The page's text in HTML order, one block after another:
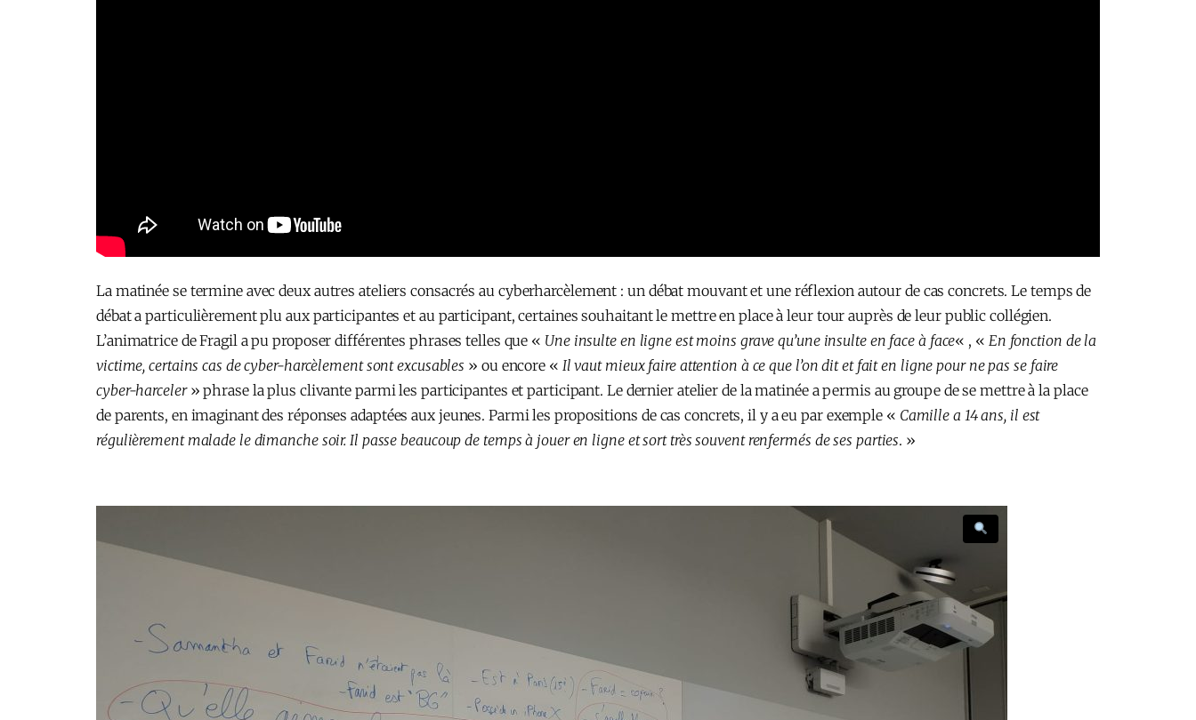
La matinée se termine avec deux autres ateliers consacrés au cyberharcèlement : un débat mouvant et une réflexion autour de cas concrets. Le temps de
débat a particulièrement plu aux participantes et au participant, certaines souhaitant le mettre en place à leur tour auprès de leur public collégien.
L’animatrice de Fragil a pu proposer différentes phrases telles que « Une insulte en ligne est moins grave qu’une insulte en face à face« , « En fonction de la
victime, certains cas de cyber-harcèlement sont excusables » ou encore « Il vaut mieux faire attention à ce que l’on dit et fait en ligne pour ne pas se faire
cyber-harceler» phrase la plus clivante parmi les participantes et participant. Le dernier atelier de la matinée a permis au groupe de se mettre à la place
de parents, en imaginant des réponses adaptées aux jeunes. Parmi les propositions de cas concrets, il y a eu par exemple « Camille a 14 ans, il est
régulièrement malade le dimanche soir. Il passe beaucoup de temps à jouer en ligne et sort très souvent renfermés de ses parties. »